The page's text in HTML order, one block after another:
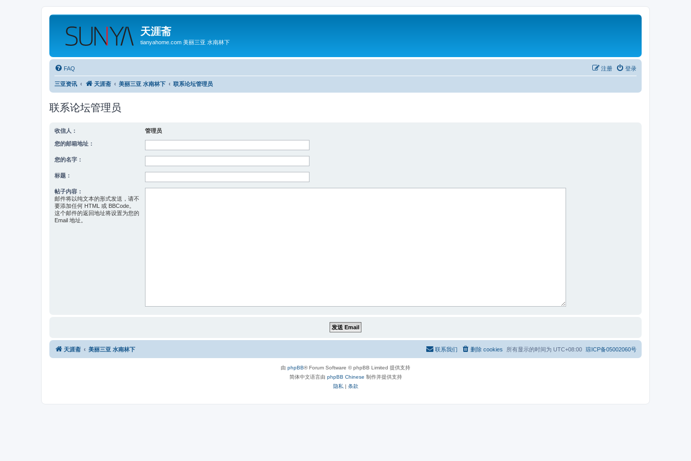
天涯斋
tianyahome.com 美丽三亚 水南林下
FAQ 登录
注册
三亚资讯 天涯斋 美丽三亚 水南林下 联系论坛管理员
联系论坛管理员
收信人： 管理员
您的邮箱地址：
您的名字：
标题：
帖子内容：
邮件将以纯文本的形式发送，请不
要添加任何 HTML 或 BBCode。
这个邮件的返回地址将设置为您的
Email 地址。
天涯斋 美丽三亚 水南林下 琼ICP备05002060号
所有显示的时间为 UTC+08:00
删除 cookies
联系我们
由 phpBB® Forum Software © phpBB Limited 提供支持
简体中文语言由 phpBB Chinese 制作并提供支持
隐私 | 条款